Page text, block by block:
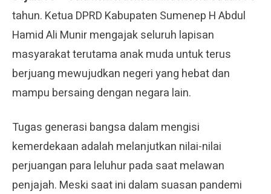
tahun. Ketua DPRD Kabupaten Sumenep H Abdul
Hamid Ali Munir mengajak seluruh lapisan
masyarakat terutama anak muda untuk terus
berjuang mewujudkan negeri yang hebat dan
mampu bersaing dengan negara lain.
Tugas generasi bangsa dalam mengisi
kemerdekaan adalah melanjutkan nilai-nilai
perjuangan para leluhur pada saat melawan
penjajah. Meski saat ini dalam suasan pandemi